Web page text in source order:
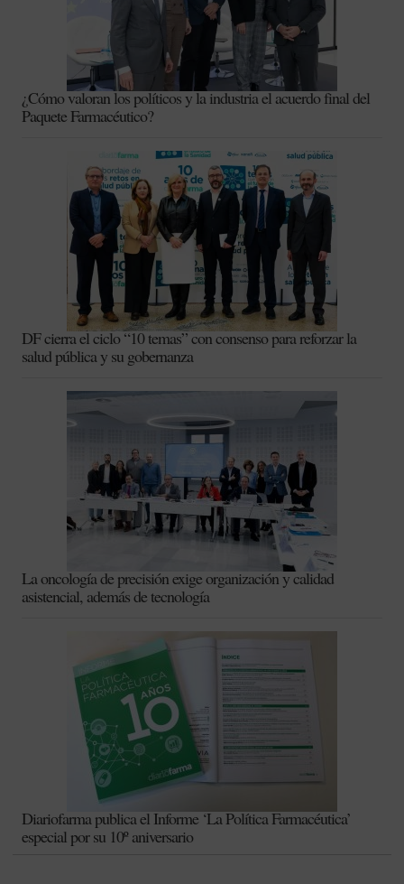
¿Cómo valoran los políticos y la industria el acuerdo final del
Paquete Farmacéutico?
DF cierra el ciclo “10 temas” con consenso para reforzar la
salud pública y su gobernanza
La oncología de precisión exige organización y calidad
asistencial, además de tecnología
Diariofarma publica el Informe ‘La Política Farmacéutica’
especial por su 10º aniversario